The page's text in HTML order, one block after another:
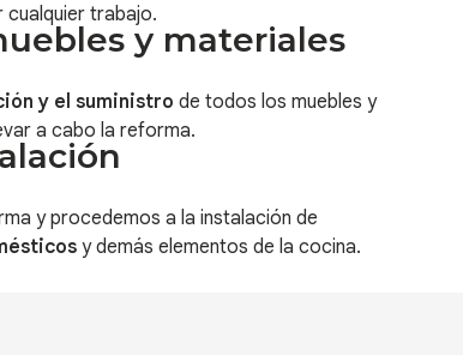
trabajo.
y materiales
y el suministro de todos los muebles y
a cabo la reforma.
y procedemos a la instalación de
y demás elementos de la cocina.